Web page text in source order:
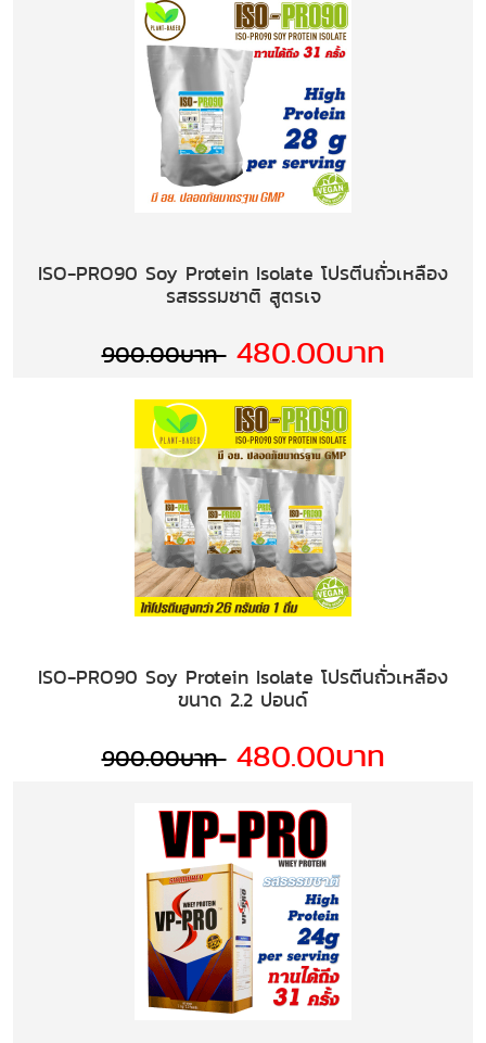
ISO-PRO90 Soy Protein Isolate โปรตีนถั่วเหลือง
รสธรรมชาติ สูตรเจ
900.00บาท 480.00บาท
ISO-PRO90 Soy Protein Isolate โปรตีนถั่วเหลือง
ขนาด 2.2 ปอนด์
900.00บาท 480.00บาท